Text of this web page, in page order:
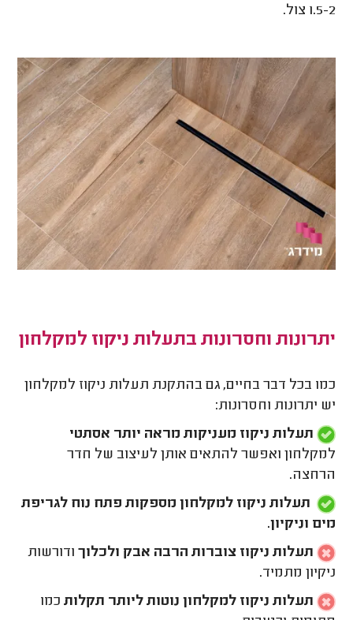
1.5-2 צול.
יתרונות וחסרונות בתעלות ניקוז למקלחון
כמו בכל דבר בחיים, גם בהתקנת תעלות ניקוז למקלחון
יש יתרונות וחסרונות:
תעלות ניקוז מעניקות מראה יותר אסתטי
למקלחון ואפשר להתאים אותן לעיצוב של חדר
הרחצה.
תעלות ניקוז למקלחון מספקות פתח נוח לגריפת
מים וניקיון.
תעלות ניקוז צוברות הרבה אבק ולכלוך ודורשות
ניקיון מתמיד.
תעלות ניקוז למקלחון נוטות ליותר תקלות כמו